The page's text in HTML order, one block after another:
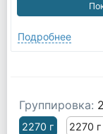
Подробнее
Группировка:
2270 г 2270